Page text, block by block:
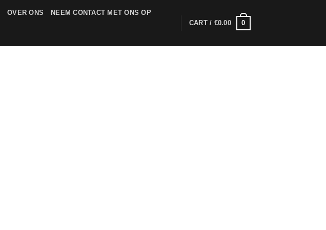
OVER ONS NEEM CONTACT MET ONS OP
CART / €0.00 0